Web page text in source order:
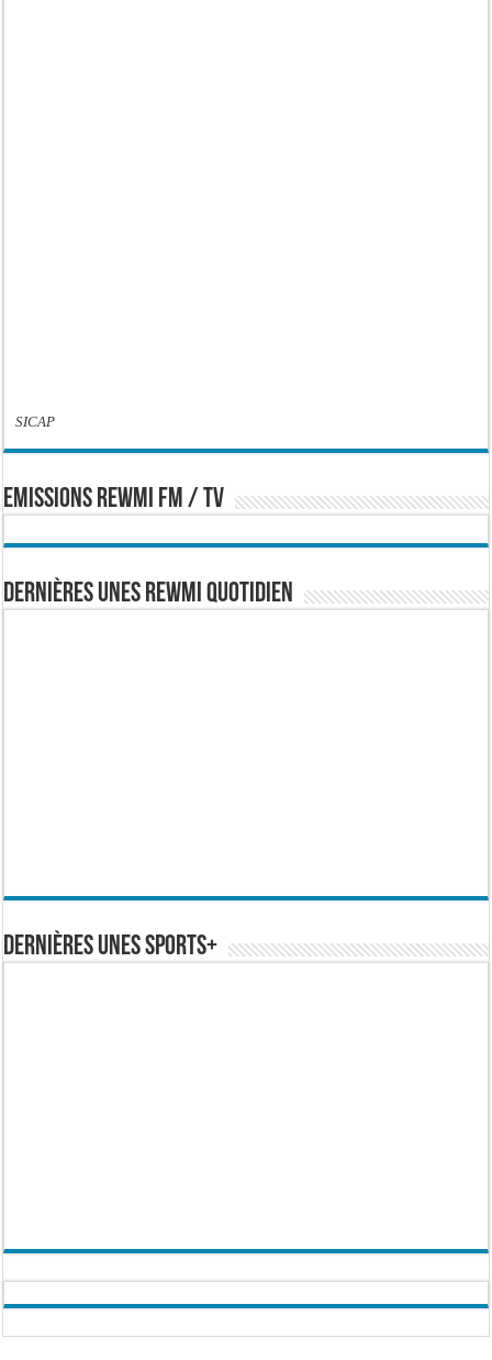
SICAP
EMISSIONS REWMI FM / TV
Dernières Unes Rewmi Quotidien
Dernières Unes Sports+